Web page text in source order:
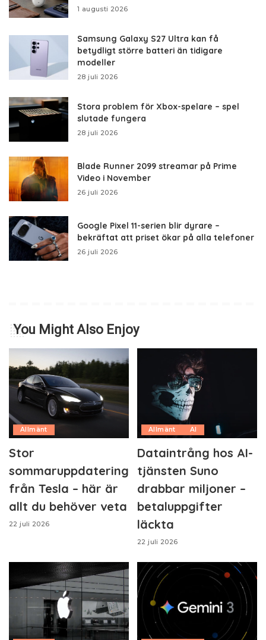
1 augusti 2026
Samsung Galaxy S27 Ultra kan få
betydligt större batteri än tidigare
modeller
28 juli 2026
Stora problem för Xbox-spelare – spel
slutade fungera
28 juli 2026
Blade Runner 2099 streamar på Prime
Video i November
26 juli 2026
Google Pixel 11-serien blir dyrare –
bekräftat att priset ökar på alla telefoner
26 juli 2026
You Might Also Enjoy
Allmänt
Stor
sommaruppdatering
från Tesla – här är
allt du behöver veta
22 juli 2026
Allmänt AI
Dataintrång hos AI-
tjänsten Suno
drabbar miljoner –
betaluppgifter
läckta
22 juli 2026